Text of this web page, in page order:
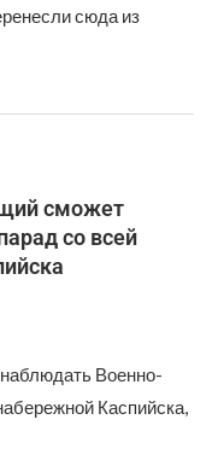
сюда из
сможет
со всей
Военно-
Каспийска,